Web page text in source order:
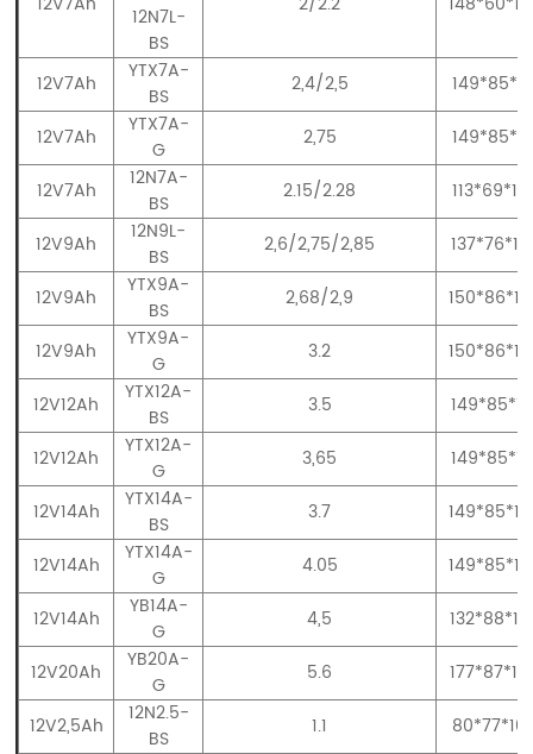
12N7L-
BS
12V7Ah
YTX7A-
BS
2,4/2,5
12V7Ah
YTX7A-
G
2,75
12V7Ah
12N7A-
BS
2.15/2.28
12V9Ah
12N9L-
BS
2,6/2,75/2,85
12V9Ah
YTX9A-
BS
2,68/2,9
12V9Ah
YTX9A-
G
3.2
12V12Ah
YTX12A-
BS
3.5
12V12Ah
YTX12A-
G
3,65
12V14Ah
YTX14A-
BS
3.7
12V14Ah
YTX14A-
G
4.05
12V14Ah
YB14A-
G
4,5
12V20Ah
YB20A-
G
5.6
12V2,5Ah
12N2.5-
BS
1.1